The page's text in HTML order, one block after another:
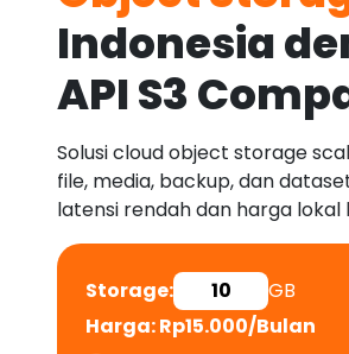
Indonesia
API S3
Solusi cloud object storage
file, media, backup, dan
latensi rendah dan harga lokal
Storage:
GB
Harga: Rp15.000/Bulan